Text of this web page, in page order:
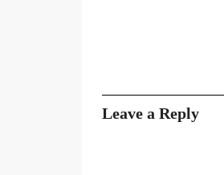
Leave a Reply